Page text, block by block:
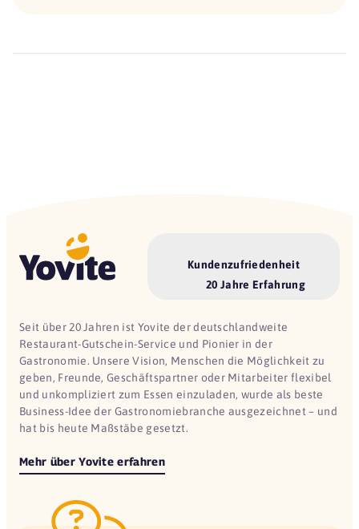
Kundenzufriedenheit
20 Jahre Erfahrung
Seit über 20 Jahren ist Yovite der deutschlandweite
Restaurant-Gutschein-Service und Pionier in der
Gastronomie. Unsere Vision, Menschen die Möglichkeit zu
geben, Freunde, Geschäftspartner oder Mitarbeiter flexibel
und unkompliziert zum Essen einzuladen, wurde als beste
Business-Idee der Gastronomiebranche ausgezeichnet – und
hat bis heute Maßstäbe gesetzt.
Mehr über Yovite erfahren